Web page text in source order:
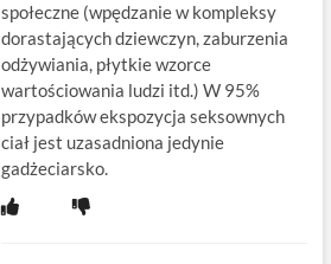
społeczne (wpędzanie w kompleksy
dorastających dziewczyn, zaburzenia
odżywiania, płytkie wzorce
wartościowania ludzi itd.) W 95%
przypadków ekspozycja seksownych
ciał jest uzasadniona jedynie
gadżeciarsko.